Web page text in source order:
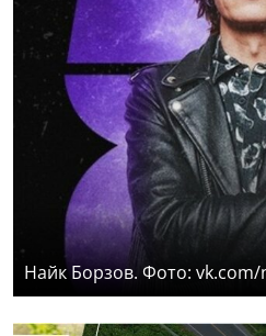
Найк Борзов. Фото: